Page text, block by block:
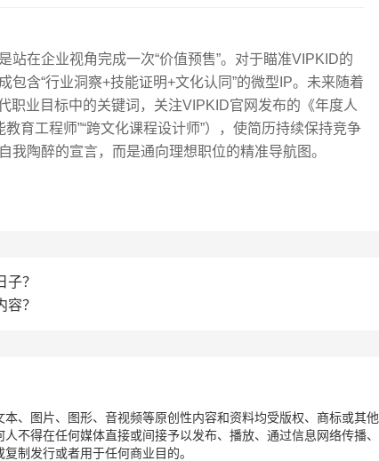
站在企业视角完成一次“价值预售”。对于瞄准VIPKID的
包含“行业洞察+技能证明+文化认同”的微型IP。未来随着
职业目标中的关键词，关注VIPKID官网发布的《年度人
育工程师”“跨文化课程设计师”），使简历持续保持竞争
我陶醉的宣言，而是通向理想职位的精准导航图。
？
？
、图片、图形、音视频等原创性内容和资料均受版权、商标或其他
不得在任何媒体直接或间接予以发布、播放、通过信息网络传播、
制发行或者用于任何商业目的。